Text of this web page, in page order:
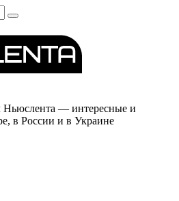
— интересные и
в России и в Украине